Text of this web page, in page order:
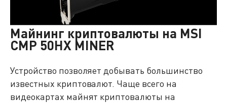
Майнинг криптовалюты на MSI
CMP 50HX MINER
Устройство позволяет добывать большинство
известных криптовалют. Чаще всего на
видеокартах майнят криптовалюты на